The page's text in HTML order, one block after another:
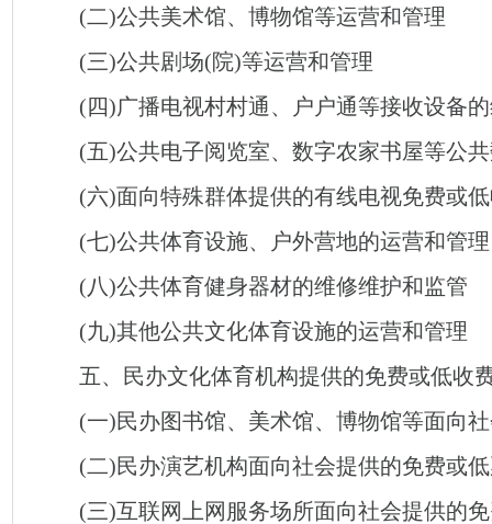
(二)公共美术馆、博物馆等运营和管理
(三)公共剧场(院)等运营和管理
(四)广播电视村村通、户户通等接收设备的
(五)公共电子阅览室、数字农家书屋等公共
(六)面向特殊群体提供的有线电视免费或低
(七)公共体育设施、户外营地的运营和管理
(八)公共体育健身器材的维修维护和监管
(九)其他公共文化体育设施的运营和管理
五、民办文化体育机构提供的免费或低收
(一)民办图书馆、美术馆、博物馆等面向社
(二)民办演艺机构面向社会提供的免费或低
(三)互联网上网服务场所面向社会提供的免